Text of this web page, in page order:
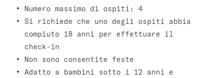
Numero massimo di ospiti: 4
Si richiede che uno degli ospiti abbia
compiuto 18 anni per effettuare il
check-in
Non sono consentite feste
Adatto a bambini sotto i 12 anni e